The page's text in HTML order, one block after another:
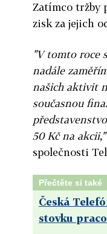
Zatímco tržby
zisk za jejich
"V tomto roce
nadále
našich aktivit
současnou
50 Kč na akcii,"
společnosti
Přečtěte si také
Česká
stovku